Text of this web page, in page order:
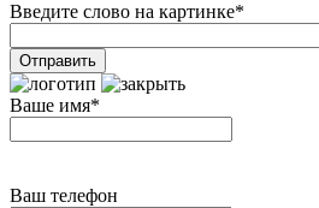
Введите слово на картинке*
Ваше имя*
Ваш телефон